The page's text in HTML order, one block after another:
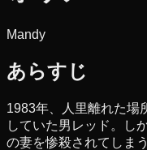
Mandy
あらすじ
1983年、人里離れた場
していた男レッド。し
の妻を惨殺されてしま